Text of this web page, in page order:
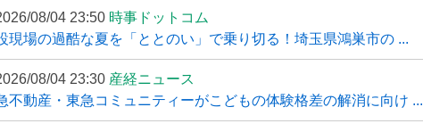
08/04 23:50 時事ドットコム
現場の過酷な夏を「ととのい」で乗り切る！埼玉県鴻巣市の ...
08/04 23:30 産経ニュース
不動産・東急コミュニティーがこどもの体験格差の解消に向け ...